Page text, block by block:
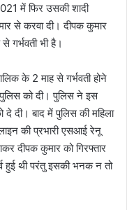
में फिर उसकी शादी
से करवा दी। दीपक कुमार
गर्भवती भी है।
के 2 माह से गर्भवती होने
को दी। पुलिस ने इस
दे दी। बाद में पुलिस की महिला
की प्रभारी एसआई रेनू
दीपक कुमार को गिरफ्तार
हुई थी परंतु इसकी भनक न तो